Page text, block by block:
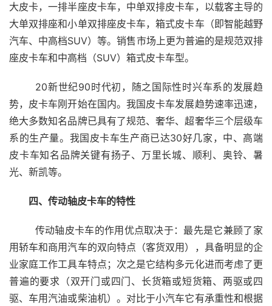
大皮卡，一排半座皮卡车，中单双排皮卡车，以载客主导的
大单双排座和小单双排座皮卡车，箱式皮卡车（即智能越野
汽车、中高档SUV）等。销售市场上更为普遍的是规范双排
座皮卡车和中高档（SUV）箱式皮卡车型。
势，皮卡车刚开始在国内。我国皮卡车发展趋势速率迅速，
绝大多数知名品牌已具有了规范、奢华、超奢华三个层级车
系的生产量。我国皮卡车生产商已达30好几家，中、高端
皮卡车知名品牌关键有扬子、万里长城、顺利、奥铃、暑
光、新凯等。
四、传动轴皮卡车的特性
用轿车和商用汽车的双向特点（客货双用），具备明显的企
业家庭工作工具车特点；次之是它结构多元化进而考虑了更
普遍的要求（双开门或四门、长货箱或短货箱、两驱或四
驱、车用汽油或柴油机）。对比于小汽车它有承重性和根据